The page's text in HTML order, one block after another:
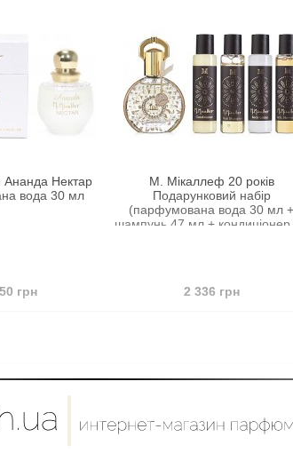
М. Мікаллеф 20 років
Подарунковий набір
(парфумована вода 30 мл +
шампунь 47 мл + кондиціонер 47
М.